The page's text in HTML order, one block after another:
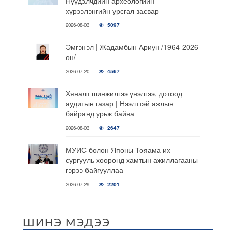
хүрээлэнгийн урсгал засвар
2026-08-03 5097
Эмгэнэл | Жадамбын Ариун /1964-2026
он/
2026-07-20 4567
Хяналт шинжилгээ үнэлгээ, дотоод
аудитын газар | Нээлттэй ажлын
байранд урьж байна
2026-08-03 2647
МУИС болон Японы Тояама их
сургууль хооронд хамтын ажиллагааны
гэрээ байгууллаа
2026-07-29 2201
ШИНЭ МЭДЭЭ